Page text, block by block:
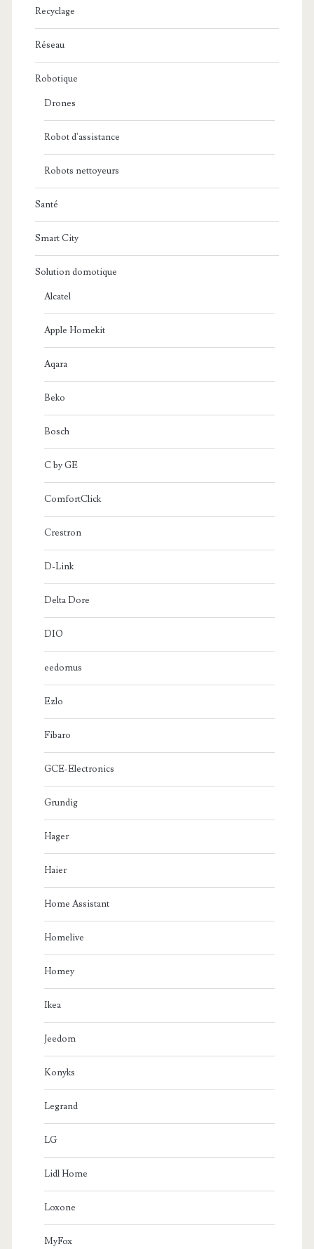
Recyclage
Réseau
Robotique
Drones
Robot d'assistance
Robots nettoyeurs
Santé
Smart City
Solution domotique
Alcatel
Apple Homekit
Aqara
Beko
Bosch
C by GE
ComfortClick
Crestron
D-Link
Delta Dore
DIO
eedomus
Ezlo
Fibaro
GCE-Electronics
Grundig
Hager
Haier
Home Assistant
Homelive
Homey
Ikea
Jeedom
Konyks
Legrand
LG
Lidl Home
Loxone
MyFox